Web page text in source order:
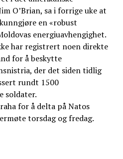
O’Brian, sa i forrige uke at
en «robust
energiuavhengighet.
har registrert noen direkte
for å beskytte
der det siden tidlig
rundt 1500
soldater.
for å delta på Natos
torsdag og fredag.